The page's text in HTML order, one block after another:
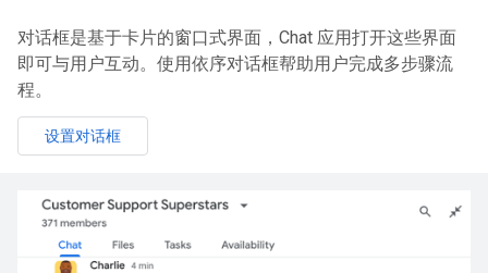
对话框是基于卡片的窗口式界面，Chat 应用打开这些界面
即可与用户互动。使用依序对话框帮助用户完成多步骤流
程。
设置对话框